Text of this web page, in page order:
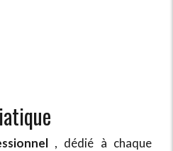
, dédié à chaque